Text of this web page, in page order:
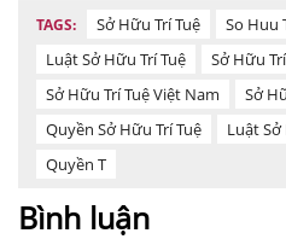
TAGS: Sở Hữu Trí Tuệ
So Huu
Luật Sở Hữu Trí Tuệ
Sở Hữu
Sở Hữu Trí Tuệ Việt Nam
Sở
Quyền Sở Hữu Trí Tuệ
Luật
Quyền T
Bình luận